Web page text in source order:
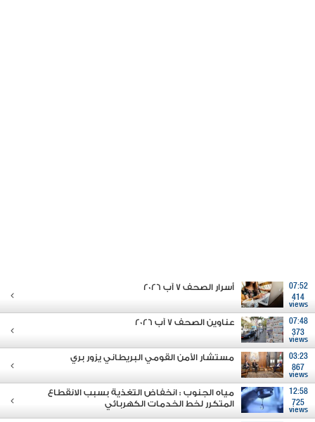
07:52
414
views
أسرار الصحف 7 آب 2026
07:48
373
views
عناوين الصحف 7 آب 2026
03:23
867
views
مستشار الأمن القومي البريطاني يزور بري
12:58
725
views
مياه الجنوب : انخفاض التغذية بسبب الانقطاع
المتكرر لخط الخدمات الكهربائي